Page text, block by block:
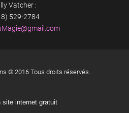
Vatcher :
529-2784
mail.com
© 2016 Tous droits réservés.
site internet gratuit